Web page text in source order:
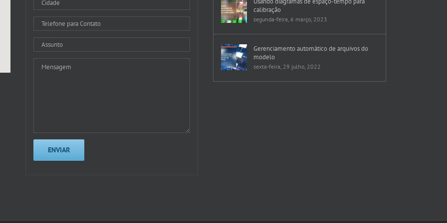
calibração
segunda-feira, 6 março, 2023
Gerenciamento automático de arquivos do
modelo
sexta-feira, 29 julho, 2022